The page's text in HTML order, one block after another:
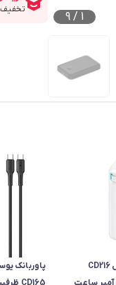
1
/
9
پاوربانک یوسمز مدل CD216